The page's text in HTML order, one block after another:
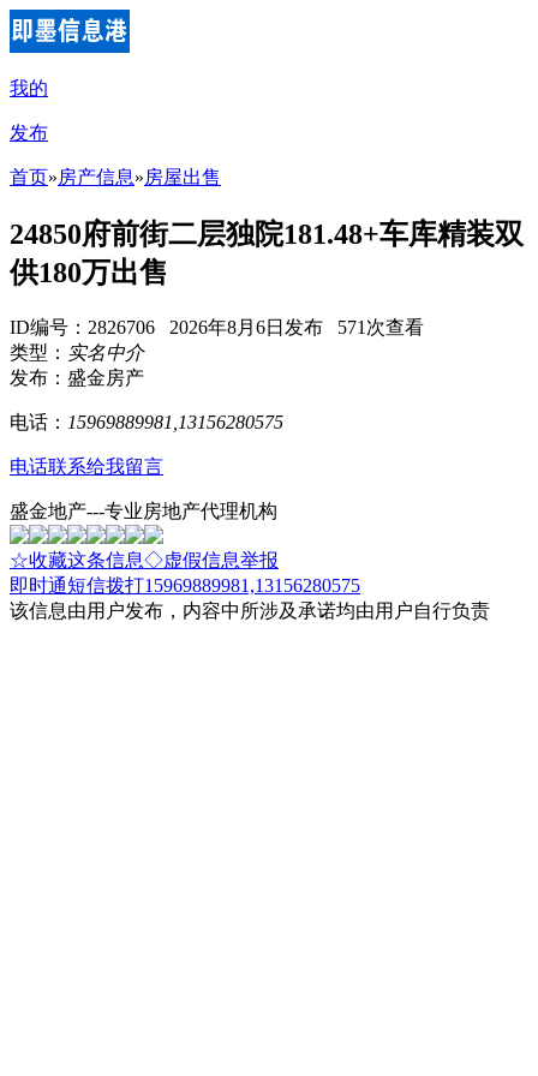
我的
发布
首页»房产信息»房屋出售
24850府前街二层独院181.48+车库精装双
供180万出售
ID编号：2826706 2026年8月6日发布 571次查看
类型： 实名中介
发布：盛金房产
电话： 15969889981,13156280575
电话联系给我留言
盛金地产---专业房地产代理机构
☆收藏这条信息◇虚假信息举报
即时通短信拨打15969889981,13156280575
该信息由用户发布，内容中所涉及承诺均由用户自行负责